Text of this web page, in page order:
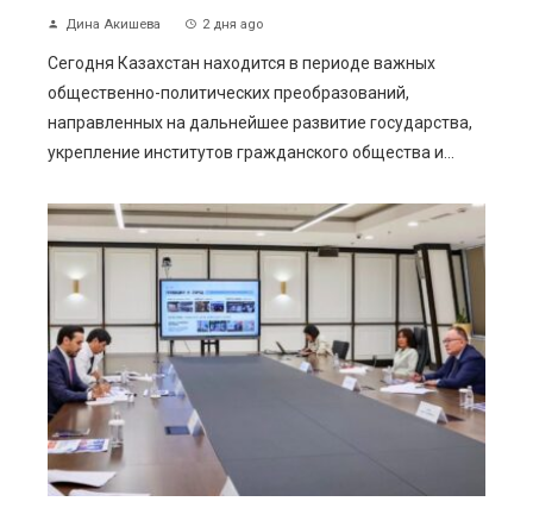
Дина Акишева 2 дня ago
Сегодня Казахстан находится в периоде важных
общественно-политических преобразований,
направленных на дальнейшее развитие государства,
укрепление институтов гражданского общества и...